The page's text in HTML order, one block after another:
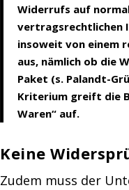
Widerrufs auf
vertragsrechtlichen
insoweit von einem
aus, nämlich ob die
Paket (s. Palandt-
Kriterium greift die
Waren“ auf.
Keine
Zudem muss der